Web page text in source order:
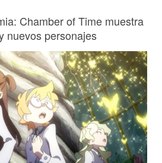
Chamber of Time muestra
nuevos personajes